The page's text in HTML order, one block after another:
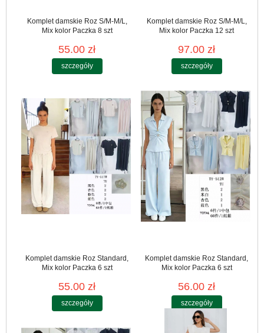
Komplet damskie Roz S/M-M/L,
Mix kolor Paczka 8 szt
55.00 zł
szczegóły
Komplet damskie Roz S/M-M/L,
Mix kolor Paczka 12 szt
97.00 zł
szczegóły
Komplet damskie Roz Standard,
Mix kolor Paczka 6 szt
55.00 zł
szczegóły
Komplet damskie Roz Standard,
Mix kolor Paczka 6 szt
56.00 zł
szczegóły